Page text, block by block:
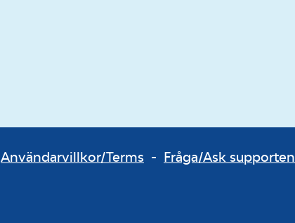
Användarvillkor/Terms - Fråga/Ask supporten